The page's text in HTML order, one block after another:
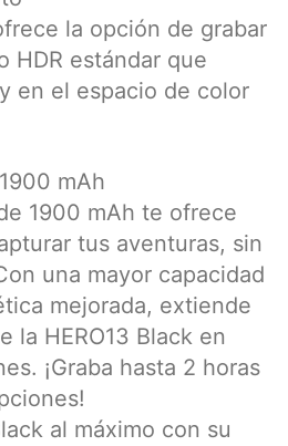
la opción de grabar
HDR estándar que
en el espacio de color
mAh
1900 mAh te ofrece
tus aventuras, sin
una mayor capacidad
mejorada, extiende
la HERO13 Black en
¡Graba hasta 2 horas
al máximo con su